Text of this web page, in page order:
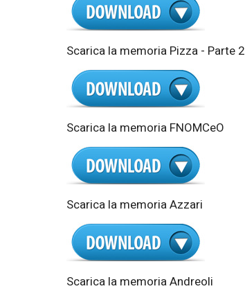
Scarica la memoria Pizza - Parte 2
Scarica la memoria FNOMCeO
Scarica la memoria Azzari
Scarica la memoria Andreoli